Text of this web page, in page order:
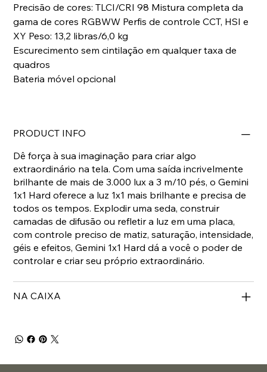
Precisão de cores: TLCI/CRI 98 Mistura completa da
gama de cores RGBWW Perfis de controle CCT, HSI e
XY Peso: 13,2 libras/6,0 kg
Escurecimento sem cintilação em qualquer taxa de
quadros
Bateria móvel opcional
PRODUCT INFO
Dê força à sua imaginação para criar algo
extraordinário na tela. Com uma saída incrivelmente
brilhante de mais de 3.000 lux a 3 m/10 pés, o Gemini
1x1 Hard oferece a luz 1x1 mais brilhante e precisa de
todos os tempos. Explodir uma seda, construir
camadas de difusão ou refletir a luz em uma placa,
com controle preciso de matiz, saturação, intensidade,
géis e efeitos, Gemini 1x1 Hard dá a você o poder de
controlar e criar seu próprio extraordinário.
NA CAIXA